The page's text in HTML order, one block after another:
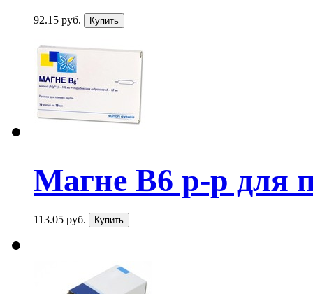
92.15 руб.
Магне В6 р-р для
113.05 руб.